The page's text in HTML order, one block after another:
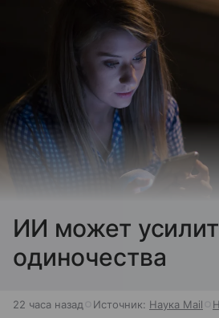
ИИ может
одиночества
22 часа назад Источник: Наука Mail